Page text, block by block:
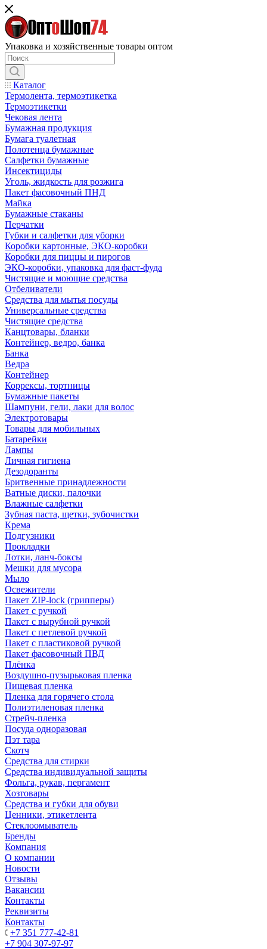
Упаковка и хозяйственные товары оптом
Каталог
Термолента, термоэтикетка
Термоэтикетки
Чековая лента
Бумажная продукция
Бумага туалетная
Полотенца бумажные
Салфетки бумажные
Инсектициды
Уголь, жидкость для розжига
Пакет фасовочный ПНД
Майка
Бумажные стаканы
Перчатки
Губки и салфетки для уборки
Коробки картонные, ЭКО-коробки
Коробки для пиццы и пирогов
ЭКО-коробки, упаковка для фаст-фуда
Чистящие и моющие средства
Отбеливатели
Средства для мытья посуды
Универсальные средства
Чистящие средства
Канцтовары, бланки
Контейнер, ведро, банка
Банка
Ведра
Контейнер
Коррексы, тортницы
Бумажные пакеты
Шампуни, гели, лаки для волос
Электротовары
Товары для мобильных
Батарейки
Лампы
Личная гигиена
Дезодоранты
Бритвенные принадлежности
Ватные диски, палочки
Влажные салфетки
Зубная паста, щетки, зубочистки
Крема
Подгузники
Прокладки
Лотки, ланч-боксы
Мешки для мусора
Мыло
Освежители
Пакет ZIP-lock (грипперы)
Пакет с ручкой
Пакет с вырубной ручкой
Пакет с петлевой ручкой
Пакет с пластиковой ручкой
Пакет фасовочный ПВД
Плёнка
Воздушно-пузырьковая пленка
Пищевая пленка
Пленка для горячего стола
Полиэтиленовая пленка
Стрейч-пленка
Посуда одноразовая
Пэт тара
Скотч
Средства для стирки
Средства индивидуальной защиты
Фольга, рукав, пергамент
Хозтовары
Средства и губки для обуви
Ценники, этикетлента
Стеклоомыватель
Бренды
Компания
О компании
Новости
Отзывы
Вакансии
Контакты
Реквизиты
Контакты
+7 351 777-42-81
+7 904 307-97-97